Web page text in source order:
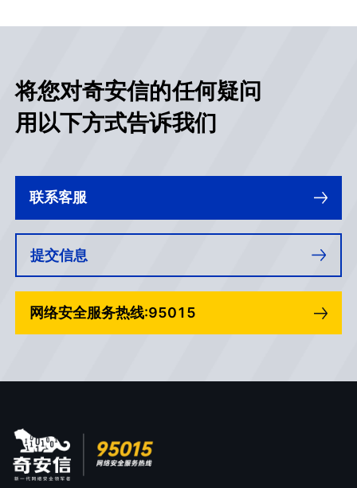
将您对奇安信的任何疑问
用以下方式告诉我们
联系客服
提交信息
网络安全服务热线:95015